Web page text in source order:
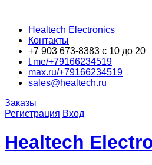
Healtech Electronics
Контакты
+7 903 673-8383 с 10 до 20
t.me/+79166234519
max.ru/+79166234519
sales@healtech.ru
Заказы
Регистрация Вход
Healtech